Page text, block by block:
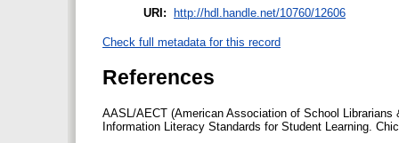
URI: http://hdl.handle.net/10760/12606
Check full metadata for this record
References
AASL/AECT (American Association of School
Information Literacy Standards for Student Learning.